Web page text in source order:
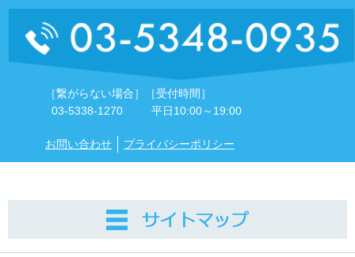
［繋がらない場合］
03-5338-1270
［受付時間］
平日10:00～19:00
お問い合わせ プライバシーポリシー